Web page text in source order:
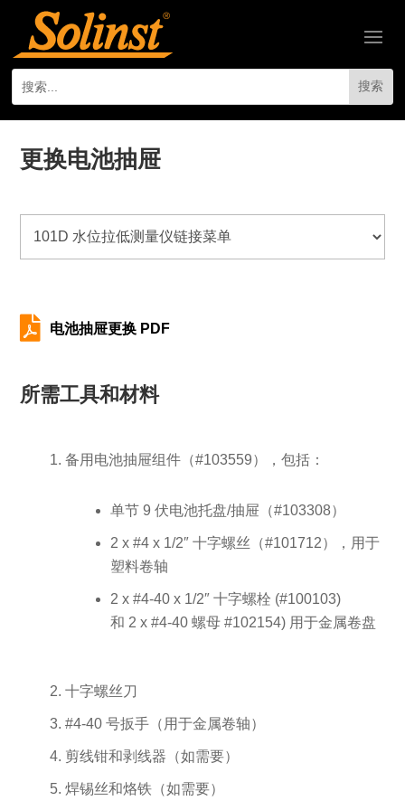
更换电池抽屉
 电池抽屉更换 PDF
所需工具和材料
备用电池抽屉组件（#103559），包括：
单节 9 伏电池托盘/抽屉（#103308）
2 x #4 x 1/2″ 十字螺丝（#101712），用于
塑料卷轴
2 x #4-40 x 1/2″ 十字螺栓 (#100103)
和 2 x #4-40 螺母 #102154) 用于金属卷盘
十字螺丝刀
#4-40 号扳手（用于金属卷轴）
剪线钳和剥线器（如需要）
焊锡丝和烙铁（如需要）